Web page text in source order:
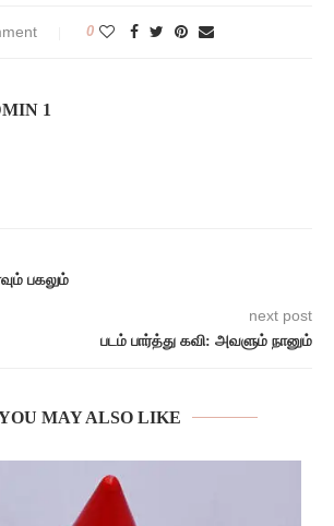
0
1
பகலும்
next post
படம் பார்த்து கவி: அவளும் நானும்
MAY ALSO LIKE